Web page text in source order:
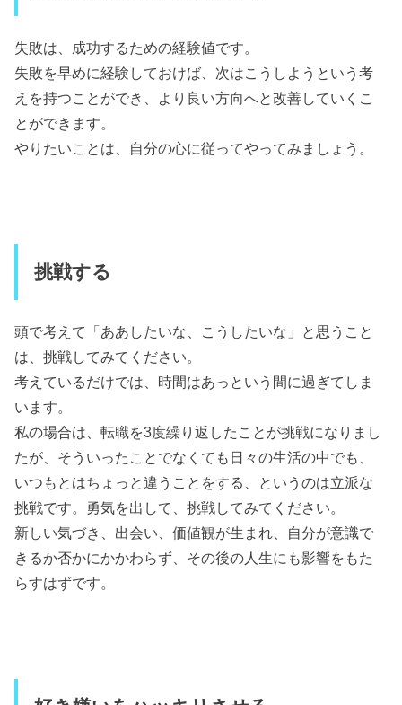
失敗は、成功するための経験値です。
失敗を早めに経験しておけば、次はこうしようという考
えを持つことができ、より良い方向へと改善していくこ
とができます。
やりたいことは、自分の心に従ってやってみましょう。
挑戦する
頭で考えて「ああしたいな、こうしたいな」と思うこと
は、挑戦してみてください。
考えているだけでは、時間はあっという間に過ぎてしま
います。
私の場合は、転職を3度繰り返したことが挑戦になりまし
たが、そういったことでなくても日々の生活の中でも、
いつもとはちょっと違うことをする、というのは立派な
挑戦です。勇気を出して、挑戦してみてください。
新しい気づき、出会い、価値観が生まれ、自分が意識で
きるか否かにかかわらず、その後の人生にも影響をもた
らすはずです。